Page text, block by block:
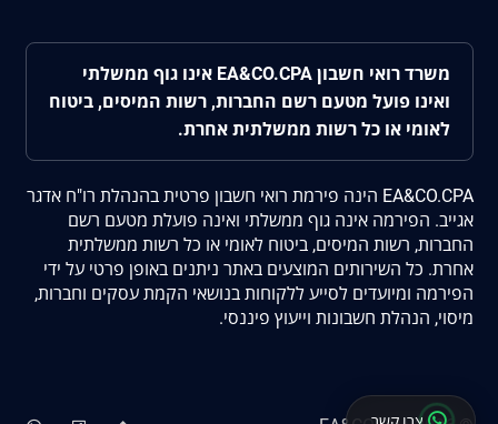
משרד רואי חשבון EA&CO.CPA אינו גוף ממשלתי
ואינו פועל מטעם רשם החברות, רשות המיסים, ביטוח
לאומי או כל רשות ממשלתית אחרת.
EA&CO.CPA הינה פירמת רואי חשבון פרטית בהנהלת רו"ח אדגר
אגייב. הפירמה אינה גוף ממשלתי ואינה פועלת מטעם רשם
החברות, רשות המיסים, ביטוח לאומי או כל רשות ממשלתית
אחרת. כל השירותים המוצעים באתר ניתנים באופן פרטי על ידי
הפירמה ומיועדים לסייע ללקוחות בנושאי הקמת עסקים וחברות,
מיסוי, הנהלת חשבונות וייעוץ פיננסי.